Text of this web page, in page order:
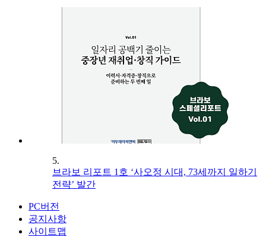
5.
브라보 리포트 1호 ‘사오정 시대, 73세까지 일하기
전략’ 발간
PC버전
공지사항
사이트맵